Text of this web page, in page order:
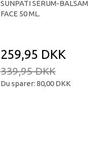
SUNPATI SERUM-BALSAM
FACE 50 ML.
259,95 DKK
339,95 DKK
Du sparer: 80,00 DKK